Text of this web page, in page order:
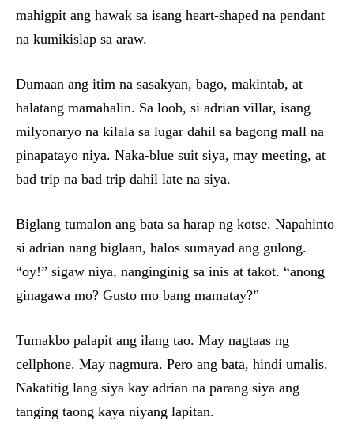
mahigpit ang hawak sa isang heart-shaped na pendant
na kumikislap sa araw.
Dumaan ang itim na sasakyan, bago, makintab, at
halatang mamahalin. Sa loob, si adrian villar, isang
milyonaryo na kilala sa lugar dahil sa bagong mall na
pinapatayo niya. Naka-blue suit siya, may meeting, at
bad trip na bad trip dahil late na siya.
Biglang tumalon ang bata sa harap ng kotse. Napahinto
si adrian nang biglaan, halos sumayad ang gulong.
“oy!” sigaw niya, nanginginig sa inis at takot. “anong
ginagawa mo? Gusto mo bang mamatay?”
Tumakbo palapit ang ilang tao. May nagtaas ng
cellphone. May nagmura. Pero ang bata, hindi umalis.
Nakatitig lang siya kay adrian na parang siya ang
tanging taong kaya niyang lapitan.